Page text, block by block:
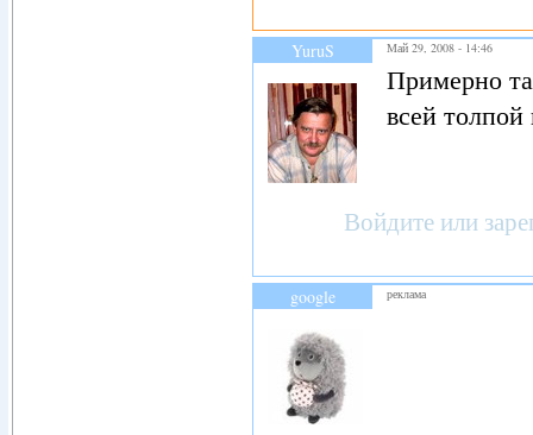
YuruS Май 29, 2008 - 14:46
Примерно
всей
Войдите или
google реклама